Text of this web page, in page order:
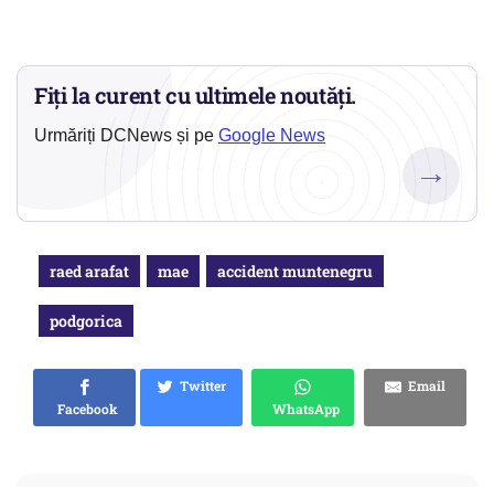
Fiți la curent cu ultimele noutăți.
Urmăriți DCNews și pe Google News
→
raed arafat mae accident muntenegru
podgorica
Facebook
Twitter
WhatsApp
Email